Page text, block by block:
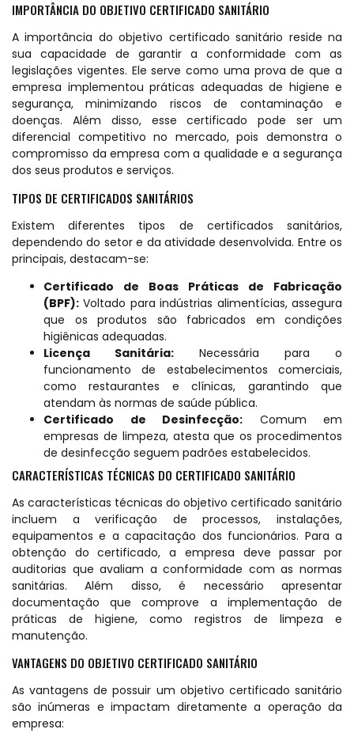
IMPORTÂNCIA DO OBJETIVO CERTIFICADO SANITÁRIO
A importância do objetivo certificado sanitário reside na
sua capacidade de garantir a conformidade com as
legislações vigentes. Ele serve como uma prova de que a
empresa implementou práticas adequadas de higiene e
segurança, minimizando riscos de contaminação e
doenças. Além disso, esse certificado pode ser um
diferencial competitivo no mercado, pois demonstra o
compromisso da empresa com a qualidade e a segurança
dos seus produtos e serviços.
TIPOS DE CERTIFICADOS SANITÁRIOS
Existem diferentes tipos de certificados sanitários,
dependendo do setor e da atividade desenvolvida. Entre os
principais, destacam-se:
Certificado de Boas Práticas de Fabricação
(BPF): Voltado para indústrias alimentícias, assegura
que os produtos são fabricados em condições
higiênicas adequadas.
Licença Sanitária: Necessária para o
funcionamento de estabelecimentos comerciais,
como restaurantes e clínicas, garantindo que
atendam às normas de saúde pública.
Certificado de Desinfecção: Comum em
empresas de limpeza, atesta que os procedimentos
de desinfecção seguem padrões estabelecidos.
CARACTERÍSTICAS TÉCNICAS DO CERTIFICADO SANITÁRIO
As características técnicas do objetivo certificado sanitário
incluem a verificação de processos, instalações,
equipamentos e a capacitação dos funcionários. Para a
obtenção do certificado, a empresa deve passar por
auditorias que avaliam a conformidade com as normas
sanitárias. Além disso, é necessário apresentar
documentação que comprove a implementação de
práticas de higiene, como registros de limpeza e
manutenção.
VANTAGENS DO OBJETIVO CERTIFICADO SANITÁRIO
As vantagens de possuir um objetivo certificado sanitário
são inúmeras e impactam diretamente a operação da
empresa: